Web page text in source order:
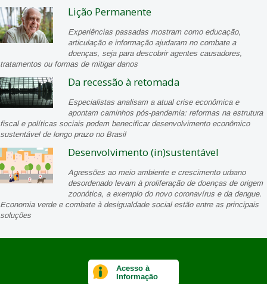
Lição Permanente
Experiências passadas mostram como educação,
articulação e informação ajudaram no combate a
doenças, seja para descobrir agentes causadores,
tratamentos ou formas de mitigar danos
Da recessão à retomada
Especialistas analisam a atual crise econômica e
apontam caminhos pós-pandemia: reformas na estrutura
fiscal e políticas sociais podem benecificar desenvolvimento econômico
sustentável de longo prazo no Brasil
Desenvolvimento (in)sustentável
Agressões ao meio ambiente e crescimento urbano
desordenado levam à proliferação de doenças de origem
zoonótica, a exemplo do novo coronavírus e da dengue.
Economia verde e combate à desigualdade social estão entre as principais
soluções
Acesso à
Informação